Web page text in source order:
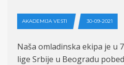
AKADEMIJA VESTI 30-09-2021
Naša omladinska ekipa je u 7
lige Srbije u Beogradu